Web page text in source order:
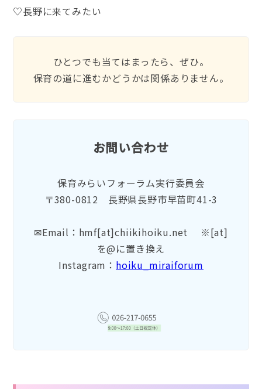
♡長野に来てみたい
ひとつでも当てはまったら、ぜひ。
保育の道に進むかどうかは関係ありません。
お問い合わせ
保育みらいフォーラム実行委員会
〒380-0812 長野県長野市早苗町41-3
✉Email：hmf[at]chiikihoiku.net ※[at]
を@に置き換え
Instagram： hoiku_miraiforum